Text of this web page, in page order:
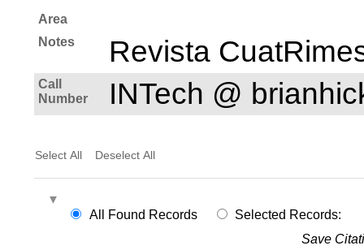
Area
Notes
Revista
Call
Number
INTech @
Select All Deselect All
All Found Records
Selected Records:
Save